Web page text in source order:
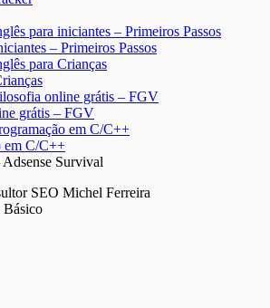
– Primeiros Passos
grátis – FGV
em C/C++
SEO Michel Ferreira
Básico